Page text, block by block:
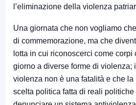
l’eliminazione della violenza
Una giornata che non vogliamo
di commemorazione, ma che
lotta in cui riconoscerci come corpi
giorno a diverse forme di violenza;
violenza non è una fatalità e che
scelta politica fatta di reali